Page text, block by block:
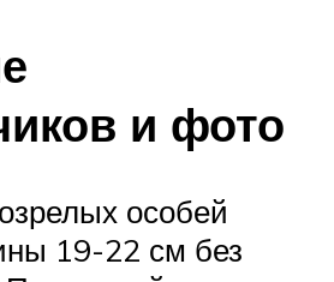
и фото
особей
19-22 см без